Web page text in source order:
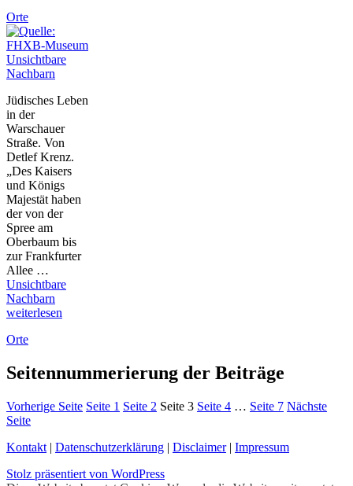
Orte
Unsichtbare
Nachbarn
Jüdisches Leben
in der
Warschauer
Straße. Von
Detlef Krenz.
„Des Kaisers
und Königs
Majestät haben
der von der
Spree am
Oberbaum bis
zur Frankfurter
Allee …
Unsichtbare
Nachbarn
weiterlesen
Orte
Seitennummerierung der Beiträge
Vorherige Seite Seite 1 Seite 2 Seite 3 Seite 4 … Seite 7 Nächste
Seite
Kontakt | Datenschutzerklärung | Disclaimer| Impressum
Stolz präsentiert von WordPress